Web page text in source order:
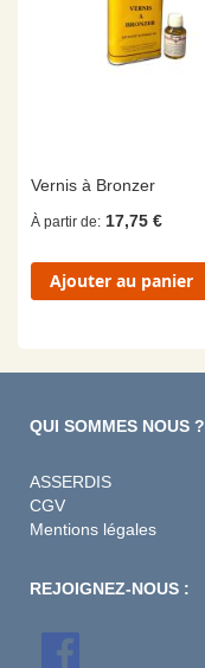
Vernis à Bronzer
À partir de 17,75 €
Ajouter au panier
QUI SOMMES NOUS ?
ASSERDIS
CGV
Mentions légales
REJOIGNEZ-NOUS :